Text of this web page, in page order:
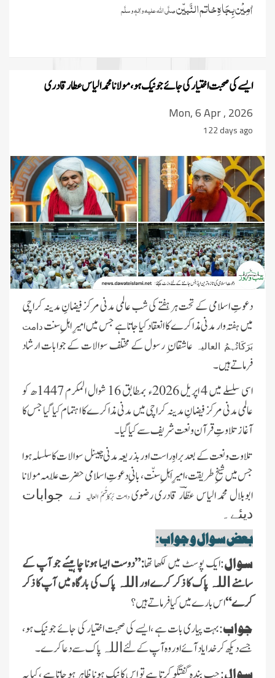
اٰمِیْن بِجَاہِ خاتم النَّبیّنصلَّی اللہ علیہ واٰلہٖ وسلَّم
ایسے کی صحبت اختیار کی جائے جو نیک ہو، مولانا محمد الیاس عطار قادری
Mon, 6 Apr , 2026
122 days ago
دعوتِ اسلامی کے تحت ہر ہفتے کی شب عالمی مدنی مرکز فیضانِ مدینہ کراچی
میں ہفتہ وار مدنی مذاکرے کا انعقاد کیا جاتا ہے جس میں امیرِ اہلِ سنتدامت
بَرَکَاتُہمُ العالیہ عاشقان ِ رسول کے مختلف سوالات کے جوابات ارشاد
فرماتے ہیں۔
اسی سلسلے میں 4 اپریل 2026ء بمطابق 16 شوال المکرم 1447ھ کو
عالمی مدنی مرکز فیضانِ مدینہ کراچی میں مدنی مذاکرے کا اہتمام کیا گیا جس کا
آغاز تلاوتِ قرآن و نعت شریف سے کیا گیا۔
تلاوت و نعت کے بعد براہِ راست اور بذریعہ مدنی چینل سوالات کا سلسلہ ہوا
جس میں شیخِ طریقت، امیرِ اَہلِ سنّت، بانیِ دعوتِ اسلامی حضرت علّامہ مولانا
ابوبلال محمد الیاس عطّاؔر قادری رضویدامت بَرَکَاتُہمُ العالیہنے جوابات
دیئے۔
بعض سوال و جواب:
سوال:ایک پوسٹ میں لکھا تھا:”دوست ایسا ہونا چاہیئے جو آپ کے
سامنے اللہ پاک کا ذکر کرے اور اللہ پاک کی بارگاہ میں آپ کا ذکر
کرے“اس بارے میں کیا فرماتے ہیں ؟
جواب:بہت پیاری بات ہے ،ایسے کی صحبت اختیار کی جائے جو نیک ہو،
جسے دیکھ کر خدا یاد آئے اور وہ آپ کے لئے اللہ پاک سے دعا کرے ۔
سوال: